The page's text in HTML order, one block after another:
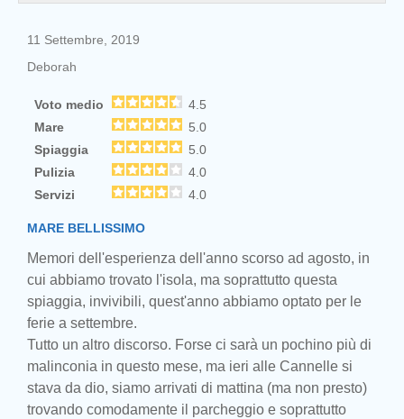
11 Settembre, 2019
Deborah
Voto medio
4.5
Mare
5.0
Spiaggia
5.0
Pulizia
4.0
Servizi
4.0
MARE BELLISSIMO
Memori dell'esperienza dell'anno scorso ad agosto, in
cui abbiamo trovato l'isola, ma soprattutto questa
spiaggia, invivibili, quest'anno abbiamo optato per le
ferie a settembre.
Tutto un altro discorso. Forse ci sarà un pochino più di
malinconia in questo mese, ma ieri alle Cannelle si
stava da dio, siamo arrivati di mattina (ma non presto)
trovando comodamente il parcheggio e soprattutto